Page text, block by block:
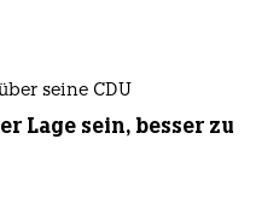
seine CDU
Lage sein, besser zu